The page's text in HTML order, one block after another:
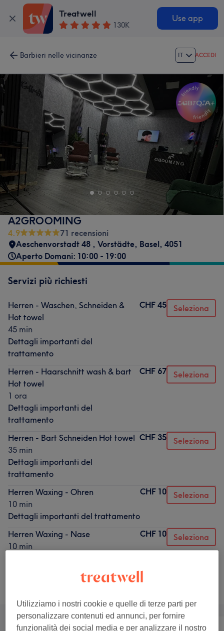
Treatwell
130K
Use app
Barbieri nelle vicinanze IT ACCEDI
A2GROOMING
4.9
71 recensioni
Aeschenvorstadt 48 , Vorstädte, Basel, 4051
Aperto Domani: 10:00 - 19:00
Servizi più richiesti
Herren - Waschen, Schneiden &
Hot towel
45 min
Dettagli importanti del
trattamento
CHF 45 Seleziona
Herren - Haarschnitt wash & bart
Hot towel
1 ora
Dettagli importanti del
trattamento
CHF 67 Seleziona
Herren - Bart Schneiden Hot towel
35 min
Dettagli importanti del
trattamento
CHF 35 Seleziona
Herren Waxing - Ohren
10 min
Dettagli importanti del trattamento
CHF 10 Seleziona
Herren Waxing - Nase
10 min
CHF 10 Seleziona
Utilizziamo i nostri cookie e quelle di terze parti per
personalizzare contenuti ed annunci, per fornire
funzionalità dei social media e per analizzare il nostro